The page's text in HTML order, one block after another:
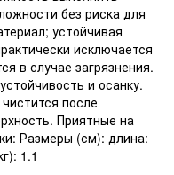
без риска для
устойчивая
исключается
в случае загрязнения.
и осанку.
после
Приятные на
Размеры (см): длина:
1.1